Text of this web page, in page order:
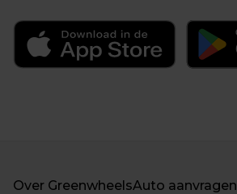
Over GreenwheelsAuto aanvragen